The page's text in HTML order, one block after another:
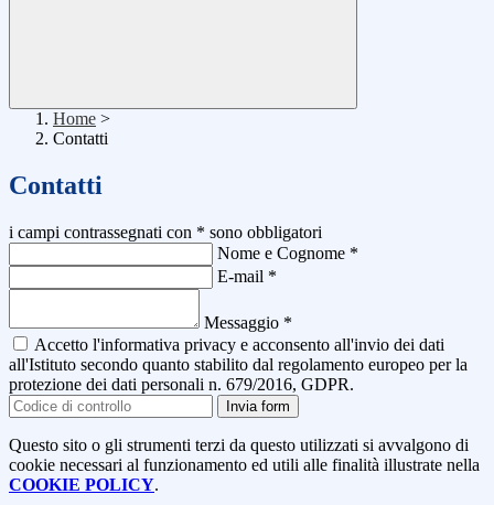
Home >
Contatti
Contatti
i campi contrassegnati con * sono obbligatori
Nome e Cognome *
E-mail *
Messaggio *
Accetto l'informativa privacy e acconsento all'invio dei dati
all'Istituto secondo quanto stabilito dal regolamento europeo per la
protezione dei dati personali n. 679/2016, GDPR.
Invia form
Questo sito o gli strumenti terzi da questo utilizzati si avvalgono di
cookie necessari al funzionamento ed utili alle finalità illustrate nella
COOKIE POLICY.